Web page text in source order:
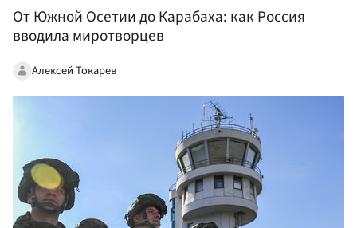
От Южной Осетии до Карабаха: как Россия
вводила миротворцев
Алексей Токарев